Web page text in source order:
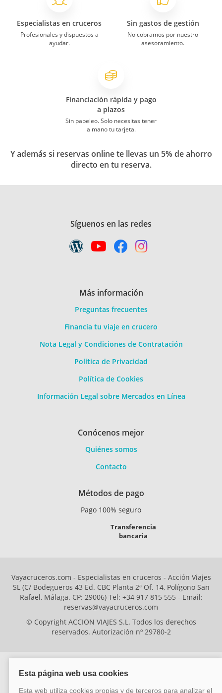
Especialistas en cruceros
Profesionales y dispuestos a
ayudar.
Sin gastos de gestión
No cobramos por nuestro
asesoramiento.
Financiación rápida y pago
a plazos
Sin papeleo. Solo necesitas tener
a mano tu tarjeta.
Y además si reservas online te llevas un 5% de ahorro
directo en tu reserva.
Síguenos en las redes
Más información
Preguntas frecuentes
Financia tu viaje en crucero
Nota Legal y Condiciones de Contratación
Política de Privacidad
Política de Cookies
Información Legal sobre Mercados en Línea
Conócenos mejor
Quiénes somos
Contacto
Métodos de pago
Pago 100% seguro
Transferencia
bancaria
Vayacruceros.com - Especialistas en cruceros - Acción Viajes
SL (C/ Bodegueros 43 Ed. CBC Planta 2ª Of. 14, Polígono San
Rafael, Málaga. CP: 29006) Tel: +34 917 815 555 - Email:
reservas@vayacruceros.com
© Copyright ACCION VIAJES S.L. Todos los derechos
reservados. Autorización nº 29780-2